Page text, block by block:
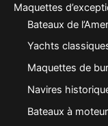
Maquettes
Bateaux de
Yachts
Maquettes de
Navires
Bateaux à moteur